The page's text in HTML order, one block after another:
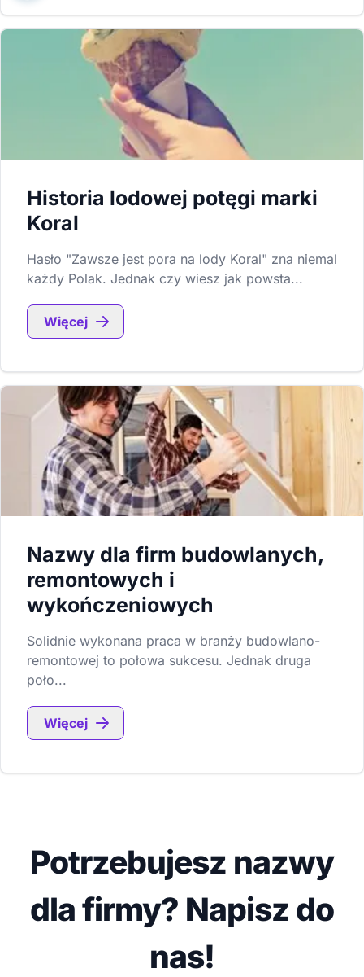
Historia lodowej potęgi marki
Koral
Hasło "Zawsze jest pora na lody Koral" zna niemal
każdy Polak. Jednak czy wiesz jak powsta...
Więcej
Nazwy dla firm budowlanych,
remontowych i
wykończeniowych
Solidnie wykonana praca w branży budowlano-
remontowej to połowa sukcesu. Jednak druga
poło...
Więcej
Potrzebujesz nazwy
dla firmy? Napisz do
nas!